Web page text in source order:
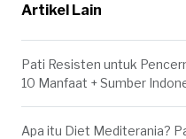
Artikel Lain
Pati Resisten untuk
10 Manfaat + Sumber
Apa itu Diet Mediterania?